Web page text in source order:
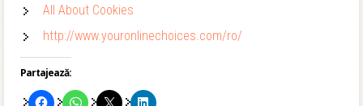
All About Cookies
http://www.youronlinechoices.com/ro/
Partajează: